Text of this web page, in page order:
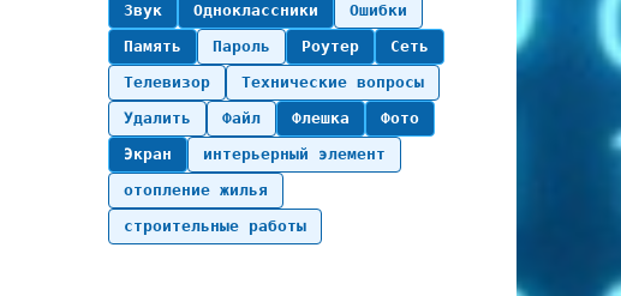
Звук
Одноклассники
Ошибки
Память
Пароль Роутер
Сеть
Телевизор
Технические вопросы
Удалить
Файл Флешка
Фото
Экран
интерьерный элемент
отопление жилья
строительные работы